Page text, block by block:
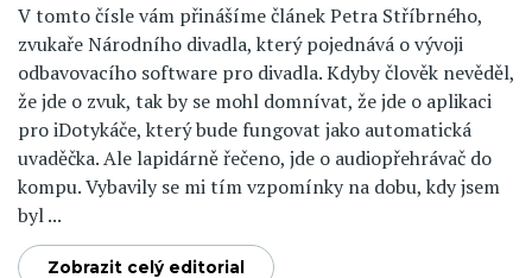
V tomto čísle vám přinášíme článek Petra Stříbrného,
zvukaře Národního divadla, který pojednává o vývoji
odbavovacího software pro divadla. Kdyby člověk nevěděl,
že jde o zvuk, tak by se mohl domnívat, že jde o aplikaci
pro iDotykáče, který bude fungovat jako automatická
uvaděčka. Ale lapidárně řečeno, jde o audiopřehrávač do
kompu. Vybavily se mi tím vzpomínky na dobu, kdy jsem
byl ...
Zobrazit celý editorial